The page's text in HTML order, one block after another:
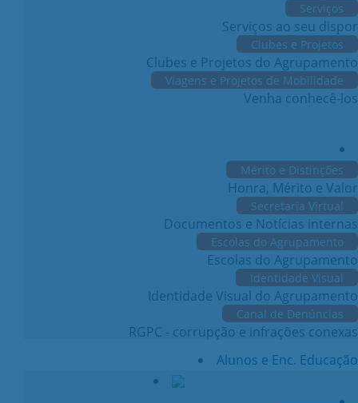
Serviços
Serviços ao seu dispor
Clubes e Projetos
Clubes e Projetos do Agrupamento
Viagens e Projetos de Mobilidade
Venha conhecê-los
Mérito e Distinções
Honra, Mérito e Valor
Secretaria Virtual
Documentos e Notícias internas
Escolas do Agrupamento
Escolas do Agrupamento
Identidade Visual
Identidade Visual do Agrupamento
Canal de Denúncias
RGPC - corrupção e infrações conexas
Alunos e Enc. Educação